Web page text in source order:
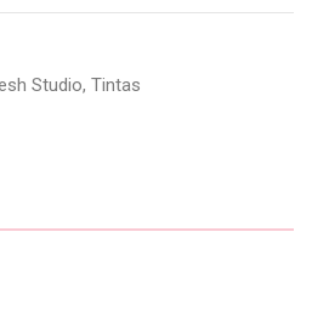
Studio, Tintas